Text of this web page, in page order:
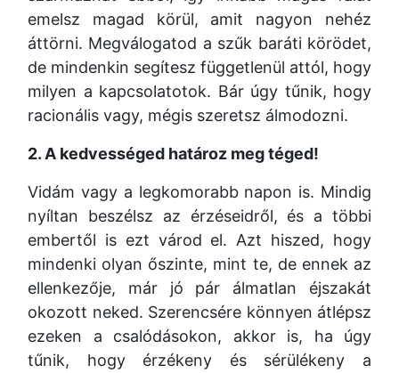
emelsz magad körül, amit nagyon nehéz
áttörni. Megválogatod a szűk baráti körödet,
de mindenkin segítesz függetlenül attól, hogy
milyen a kapcsolatotok. Bár úgy tűnik, hogy
racionális vagy, mégis szeretsz álmodozni.
2. A kedvességed határoz meg téged!
Vidám vagy a legkomorabb napon is. Mindig
nyíltan beszélsz az érzéseidről, és a többi
embertől is ezt várod el. Azt hiszed, hogy
mindenki olyan őszinte, mint te, de ennek az
ellenkezője, már jó pár álmatlan éjszakát
okozott neked. Szerencsére könnyen átlépsz
ezeken a csalódásokon, akkor is, ha úgy
tűnik, hogy érzékeny és sérülékeny a